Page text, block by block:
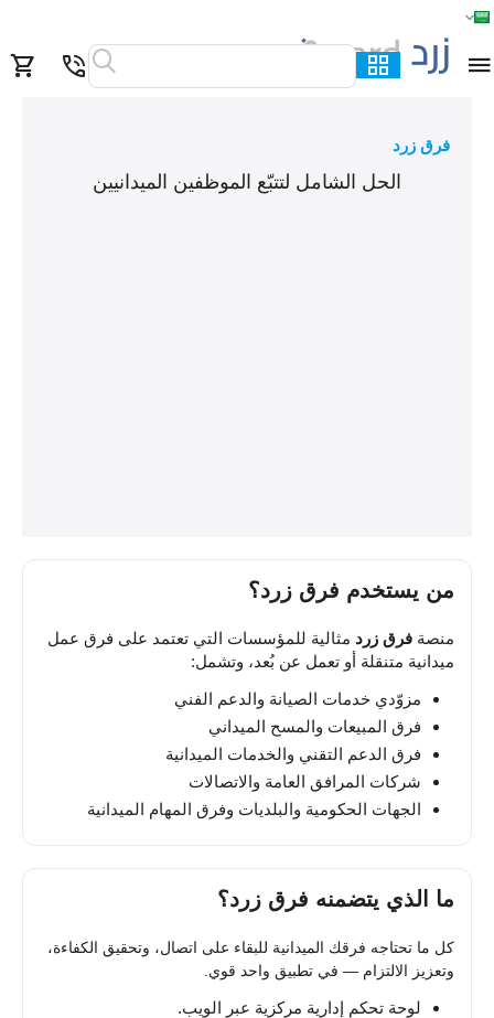
فرق زرد
الحل الشامل لتتبّع الموظفين الميدانيين
من يستخدم فرق زرد؟
منصة فرق زرد مثالية للمؤسسات التي تعتمد على فرق عمل
ميدانية متنقلة أو تعمل عن بُعد، وتشمل:
مزوّدي خدمات الصيانة والدعم الفني
فرق المبيعات والمسح الميداني
فرق الدعم التقني والخدمات الميدانية
شركات المرافق العامة والاتصالات
الجهات الحكومية والبلديات وفرق المهام الميدانية
ما الذي يتضمنه فرق زرد؟
كل ما تحتاجه فرقك الميدانية للبقاء على اتصال، وتحقيق الكفاءة،
وتعزيز الالتزام — في تطبيق واحد قوي.
لوحة تحكم إدارية مركزية عبر الويب.
الرئيسية القائمة بحث السلة قائمة المفضلة